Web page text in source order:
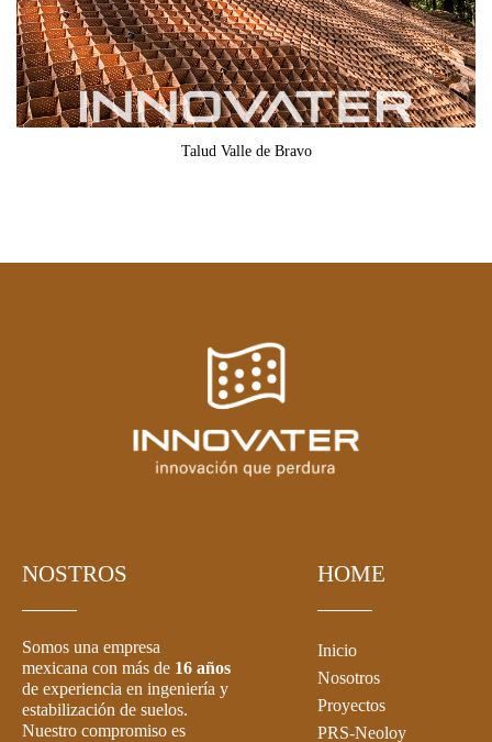
Talud Valle de Bravo
NOSTROS
Somos una empresa
mexicana con más de 16 años
de experiencia en ingeniería y
estabilización de suelos.
Nuestro compromiso es
HOME
Inicio
Nosotros
Proyectos
PRS-Neoloy